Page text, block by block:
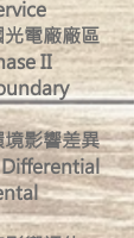
電廠廠區
II
影響差異